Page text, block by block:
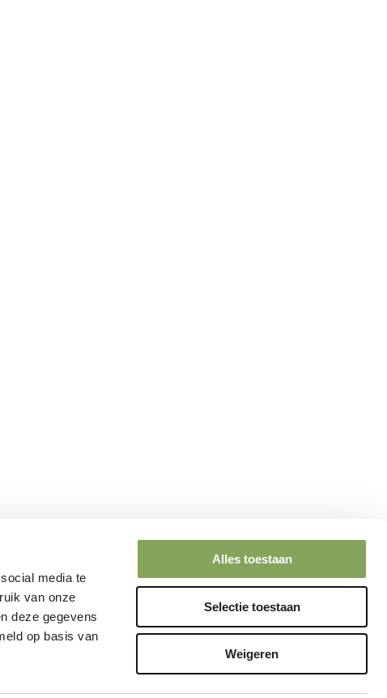
media te
van onze
deze gegevens
op basis van
Alles toestaan
Selectie toestaan
Weigeren